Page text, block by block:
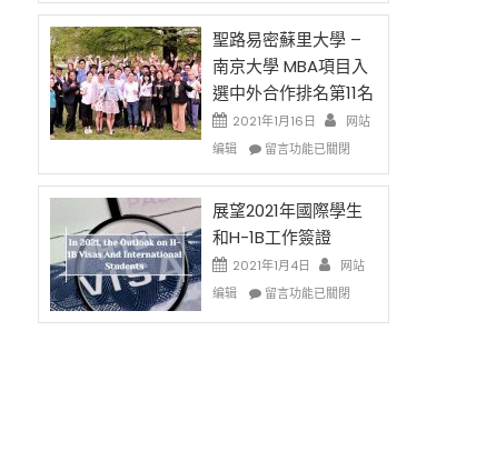
中
师
免
费
英
文
写
作
课!
只
办
场
错
过
惜〉
去
的
兩
年
里
國
際
學
生
大
學
面
聖路易密蘇里大學 –
南京大學 MBA項目入
選中外合作排名第11名
2021年1月16日
网站
编辑
在
路
易
密
蘇
里
大
留言功能已關閉
展望2021年國際學生
和H-1B工作簽證
2021年1月4日
网站
编辑
在
留言功能已關閉